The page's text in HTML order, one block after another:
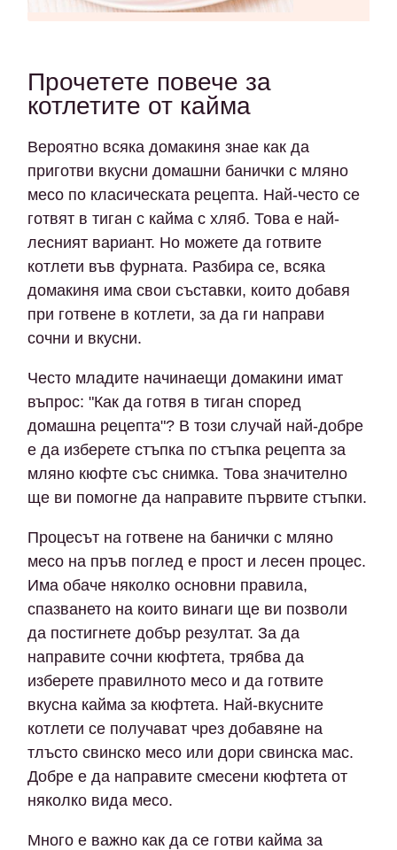
Прочетете повече за
котлетите от кайма
Вероятно всяка домакиня знае как да
приготви вкусни домашни банички с мляно
месо по класическата рецепта. Най-често се
готвят в тиган с кайма с хляб. Това е най-
лесният вариант. Но можете да готвите
котлети във фурната. Разбира се, всяка
домакиня има свои съставки, които добавя
при готвене в котлети, за да ги направи
сочни и вкусни.
Често младите начинаещи домакини имат
въпрос: "Как да готвя в тиган според
домашна рецепта"? В този случай най-добре
е да изберете стъпка по стъпка рецепта за
мляно кюфте със снимка. Това значително
ще ви помогне да направите първите стъпки.
Процесът на готвене на банички с мляно
месо на пръв поглед е прост и лесен процес.
Има обаче няколко основни правила,
спазването на които винаги ще ви позволи
да постигнете добър резултат. За да
направите сочни кюфтета, трябва да
изберете правилното месо и да готвите
вкусна кайма за кюфтета. Най-вкусните
котлети се получават чрез добавяне на
тлъсто свинско месо или дори свинска мас.
Добре е да направите смесени кюфтета от
няколко вида месо.
Много е важно как да се готви кайма за